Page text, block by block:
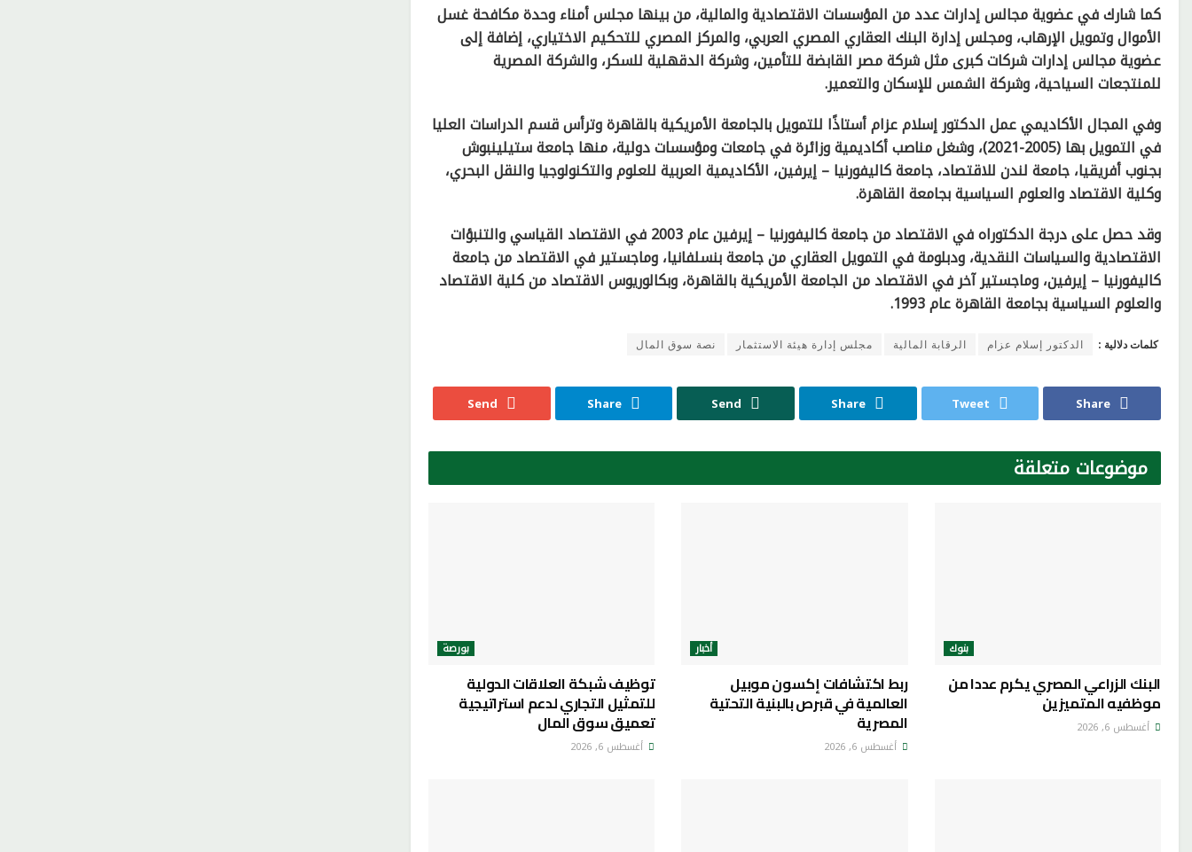
كما شارك في عضوية مجالس إدارات عدد من المؤسسات الاقتصادية والمالية، من بينها مجلس أمناء وحدة مكافحة غسل
الأموال وتمويل الإرهاب، ومجلس إدارة البنك العقاري المصري العربي، والمركز المصري للتحكيم الاختياري، إضافة إلى
عضوية مجالس إدارات شركات كبرى مثل شركة مصر القابضة للتأمين، وشركة الدقهلية للسكر، والشركة المصرية
للمنتجعات السياحية، وشركة الشمس للإسكان والتعمير.
وفي المجال الأكاديمي عمل الدكتور إسلام عزام أستاذًا للتمويل بالجامعة الأمريكية بالقاهرة وترأس قسم الدراسات العليا
في التمويل بها (2005-2021)، وشغل مناصب أكاديمية وزائرة في جامعات ومؤسسات دولية، منها جامعة ستيلينبوش
بجنوب أفريقيا، جامعة لندن للاقتصاد، جامعة كاليفورنيا – إيرفين، الأكاديمية العربية للعلوم والتكنولوجيا والنقل البحري،
وكلية الاقتصاد والعلوم السياسية بجامعة القاهرة.
وقد حصل على درجة الدكتوراه في الاقتصاد من جامعة كاليفورنيا – إيرفين عام 2003 في الاقتصاد القياسي والتنبؤات
الاقتصادية والسياسات النقدية، ودبلومة في التمويل العقاري من جامعة بنسلفانيا، وماجستير في الاقتصاد من جامعة
كاليفورنيا – إيرفين، وماجستير آخر في الاقتصاد من الجامعة الأمريكية بالقاهرة، وبكالوريوس الاقتصاد من كلية الاقتصاد
والعلوم السياسية بجامعة القاهرة عام 1993.
كلمات دلالية : الدكتور إسلام عزام الرقابة المالية مجلس إدارة هيئة الاستثمار نصة سوق المال
Share
Tweet
Share
Send
Share
Send
موضوعات متعلقة
بنوك
البنك الزراعي المصري يكرم عددا من
موظفيه المتميزين
أغسطس 6, 2026
أخبار
ربط اكتشافات إكسون موبيل
العالمية في قبرص بالبنية التحتية
المصرية
أغسطس 6, 2026
بورصة
توظيف شبكة العلاقات الدولية
للتمثيل التجاري لدعم استراتيجية
تعميق سوق المال
أغسطس 6, 2026